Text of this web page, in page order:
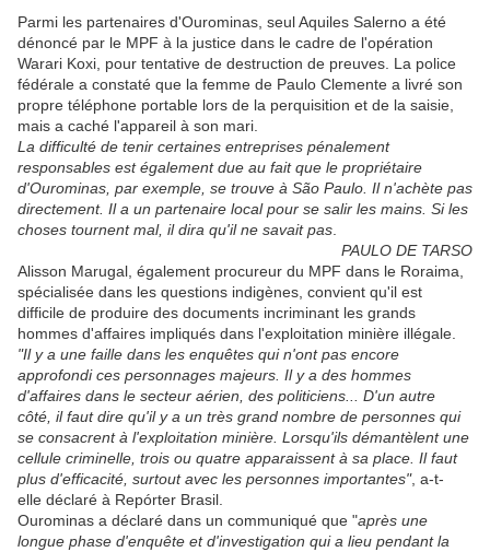
Parmi les partenaires d'Ourominas, seul Aquiles Salerno a été
dénoncé par le MPF à la justice dans le cadre de l'opération
Warari Koxi, pour tentative de destruction de preuves. La police
fédérale a constaté que la femme de Paulo Clemente a livré son
propre téléphone portable lors de la perquisition et de la saisie,
mais a caché l'appareil à son mari.
La difficulté de tenir certaines entreprises pénalement
responsables est également due au fait que le propriétaire
d'Ourominas, par exemple, se trouve à São Paulo. Il n'achète pas
directement. Il a un partenaire local pour se salir les mains. Si les
choses tournent mal, il dira qu'il ne savait pas
PAULO DE TARSO
Alisson Marugal, également procureur du MPF dans le Roraima,
spécialisée dans les questions indigènes, convient qu'il est
difficile de produire des documents incriminant les grands
hommes d'affaires impliqués dans l'exploitation minière illégale.
"Il y a une faille dans les enquêtes qui n'ont pas encore
approfondi ces personnages majeurs. Il y a des hommes
d'affaires dans le secteur aérien, des politiciens... D'un autre
côté, il faut dire qu'il y a un très grand nombre de personnes qui
se consacrent à l'exploitation minière. Lorsqu'ils démantèlent une
cellule criminelle, trois ou quatre apparaissent à sa place. Il faut
plus d'efficacité, surtout avec les personnes importantes", a-t-
elle déclaré à Repórter Brasil.
Ourominas a déclaré dans un communiqué que "après une
longue phase d'enquête et d'investigation qui a lieu pendant la